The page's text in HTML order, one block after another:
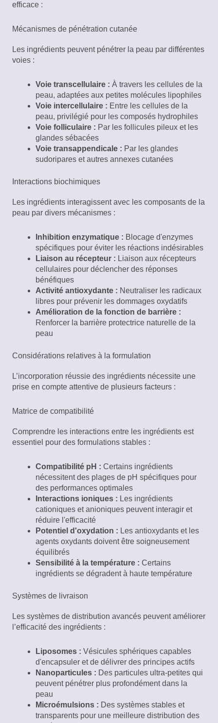
efficace :
Mécanismes de pénétration cutanée
Les ingrédients peuvent pénétrer la peau par différentes
voies :
Voie transcellulaire : À travers les cellules de la
peau, adaptées aux petites molécules lipophiles
Voie intercellulaire : Entre les cellules de la
peau, privilégié pour les composés hydrophiles
Voie folliculaire : Par les follicules pileux et les
glandes sébacées
Voie transappendicale : Par les glandes
sudoripares et autres annexes cutanées
Interactions biochimiques
Les ingrédients interagissent avec les composants de la
peau par divers mécanismes :
Inhibition enzymatique : Blocage d'enzymes
spécifiques pour éviter les réactions indésirables
Liaison au récepteur : Liaison aux récepteurs
cellulaires pour déclencher des réponses
bénéfiques
Activité antioxydante : Neutraliser les radicaux
libres pour prévenir les dommages oxydatifs
Amélioration de la fonction de barrière :
Renforcer la barrière protectrice naturelle de la
peau
Considérations relatives à la formulation
L’incorporation réussie des ingrédients nécessite une
prise en compte attentive de plusieurs facteurs :
Matrice de compatibilité
Comprendre les interactions entre les ingrédients est
essentiel pour des formulations stables :
Compatibilité pH : Certains ingrédients
nécessitent des plages de pH spécifiques pour
des performances optimales
Interactions ioniques : Les ingrédients
cationiques et anioniques peuvent interagir et
réduire l'efficacité
Potentiel d'oxydation : Les antioxydants et les
agents oxydants doivent être soigneusement
équilibrés
Sensibilité à la température : Certains
ingrédients se dégradent à haute température
Systèmes de livraison
Les systèmes de distribution avancés peuvent améliorer
l’efficacité des ingrédients :
Liposomes : Vésicules sphériques capables
d'encapsuler et de délivrer des principes actifs
Nanoparticules : Des particules ultra-petites qui
peuvent pénétrer plus profondément dans la
peau
Microémulsions : Des systèmes stables et
transparents pour une meilleure distribution des